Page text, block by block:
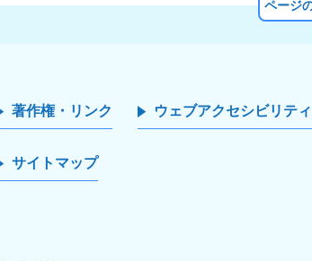
ページ
著作権・リンク ウェブアクセシビリテ
サイトマップ